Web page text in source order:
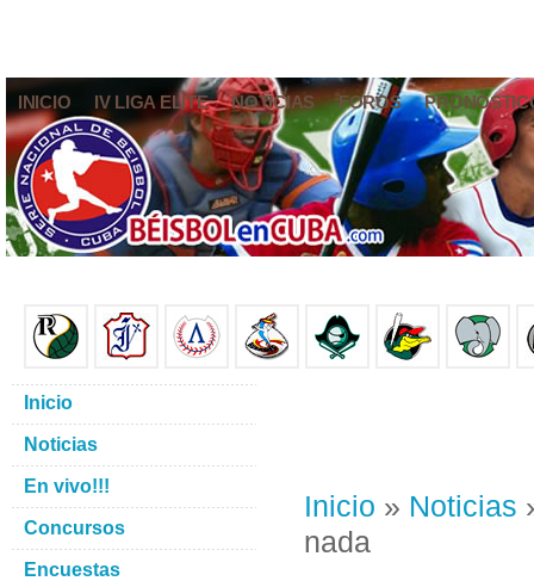
INICIO IV LIGA ELITE NOTICIAS FOROS
Inicio » Noticias
nada
Inicio
Noticias
En vivo!!!
Concursos
Encuestas